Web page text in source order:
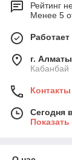
Рейтинг
Менее 5
Работает
г. Алматы
Кабанбай
Контакты
Сегодня